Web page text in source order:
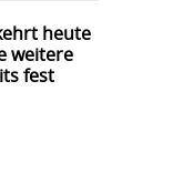
heute
weitere
fest